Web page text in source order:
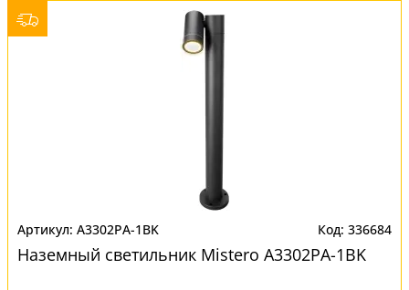
A3302PA-1BK 336684
Наземный светильник Mistero A3302PA-1BK